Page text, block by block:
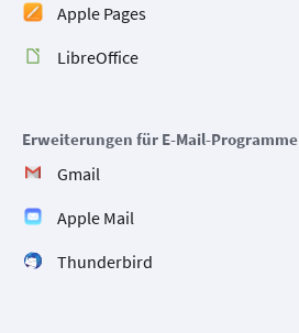
Apple Pages
LibreOffice
Erweiterungen für E-Mail-Programme
Gmail
Apple Mail
Thunderbird